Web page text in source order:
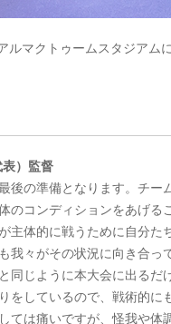
ルマクトゥームスタジア
表）監督
後の準備となります。チ
のコンディションをあげ
主体的に戦うために自分
我々がその状況に向き合っ
同じように本大会に出る
をしているので、戦術的に
ては痛いですが、怪我や